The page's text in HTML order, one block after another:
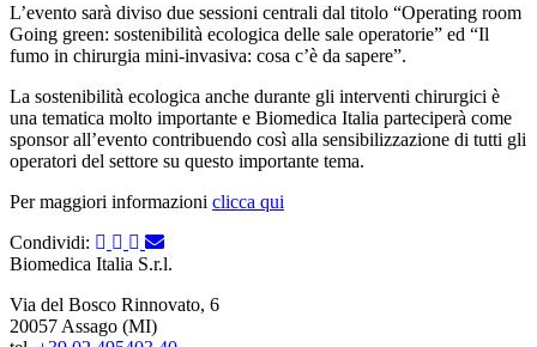
L’evento sarà diviso due sessioni centrali dal titolo “Operating room
Going green: sostenibilità ecologica delle sale operatorie” ed “Il
fumo in chirurgia mini-invasiva: cosa c’è da sapere”.
La sostenibilità ecologica anche durante gli interventi chirurgici è
una tematica molto importante e Biomedica Italia parteciperà come
sponsor all’evento contribuendo così alla sensibilizzazione di tutti gli
operatori del settore su questo importante tema.
Per maggiori informazioni clicca qui
Condividi:
Biomedica Italia S.r.l.
Via del Bosco Rinnovato, 6
20057 Assago (MI)